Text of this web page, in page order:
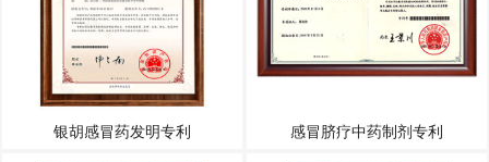
银胡感冒药发明专利 感冒脐疗中药制剂专利